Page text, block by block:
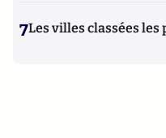
7Les villes classées